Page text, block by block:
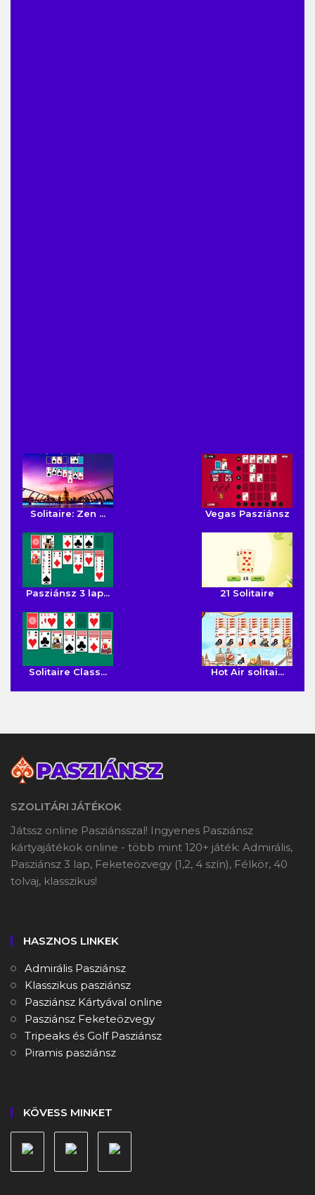
Solitaire: Zen ... Vegas Pasziánsz
Pasziánsz 3 lap... 21 Solitaire
Solitaire Class... Hot Air solitai...
SZOLITÁRI JÁTÉKOK
Játssz online Pasziánsszal! Ingyenes Pasziánsz
kártyajátékok online - több mint 120+ játék: Admirális,
Pasziánsz 3 lap, Feketeözvegy (1,2, 4 szín), Félkör, 40
tolvaj, klasszikus!
HASZNOS LINKEK
Admirális Pasziánsz
Klasszikus pasziánsz
Pasziánsz Kártyával online
Pasziánsz Feketeözvegy
Tripeaks és Golf Pasziánsz
Piramis pasziánsz
KÖVESS MINKET